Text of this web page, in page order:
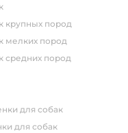
крупных пород
мелких пород
средних пород
для собак
для собак